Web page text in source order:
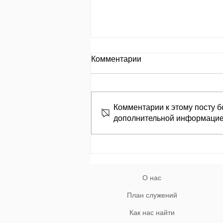
День за днем.
День 653 Пр.24:8: «Кто
מְחַשֵּׁב לְהָרֵעַ; לוֹ, בַּעַל־מְזִמּוֹת יִקְרָאוּ׃
Кто замышляет творить зло,
того называют
Комментарии
Комментарии к этому посту
дополнительной
О нас
План служений
Как нас найти